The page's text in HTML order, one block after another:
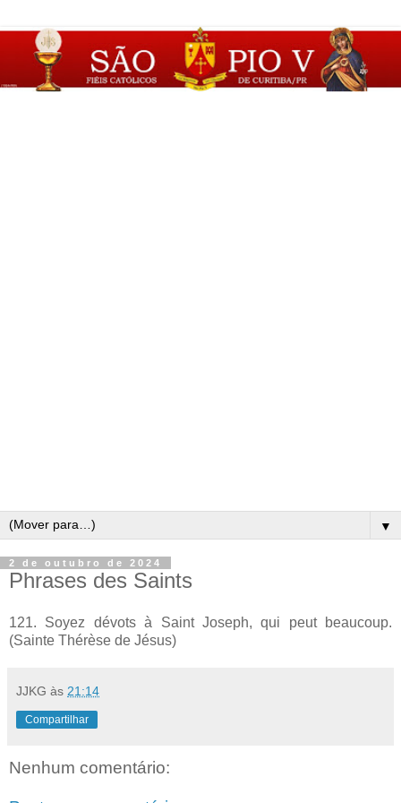
▼
2 de outubro de 2024
Phrases des Saints
121. Soyez dévots à Saint Joseph, qui peut beaucoup.
(Sainte Thérèse de Jésus)
JJKG às 21:14
Compartilhar
Nenhum comentário: